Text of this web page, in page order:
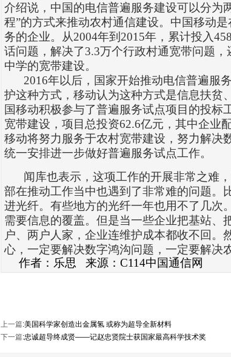
介绍说，中国的电信普遍服务建设可以分为
程”的方式来推动农村通信建设。中国移动是
务的企业。从2004年到 2015年，累计投入458
话问题，解决了3.3万个行政村通宽带问题，
中学的宽带建设。
2016年以后，国家开始推动电信普遍服
护这种方式，移动认为这种方式是信息扶贫
国移动积极参与了普遍服务试点项目的投标
宽带建设，项目总投资62.6亿元，其中企业
移动将努力服务于农村宽带建设，努力解决
统一安排进一步做好普遍服务试点工作。
闻库也表示，这项工作的开展非常之难
部在推动工作当中也遇到了非常难的问题。
进光纤。有些地方的光纤一年也用不了几次
需要信息的覆盖。但是当一些企业把基站、
户、两户人家，企业连维护成本都收不回。
心，一定要解决数字鸿沟问题，一定要解决
作者：乐思
来源： C114中国通信网
上一篇:美国科学家创造出金属氢 或称为超导全新材料
下一篇:忠诚超导终成贤——记赵忠贤院士获国家最高科学技术奖